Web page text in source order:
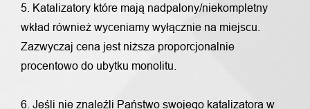
5. Katalizatory które mają nadpalony/niekompletny
wkład również wyceniamy wyłącznie na miejscu.
Zazwyczaj cena jest niższa proporcjonalnie
procentowo do ubytku monolitu.
6. Jeśli nie znaleźli Państwo swojego katalizatora w